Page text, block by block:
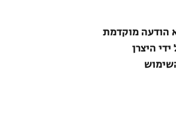
הודעה מוקדמת
היצרן